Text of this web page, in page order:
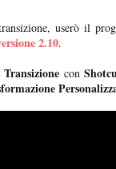
userò il
2.10.
Transizione con